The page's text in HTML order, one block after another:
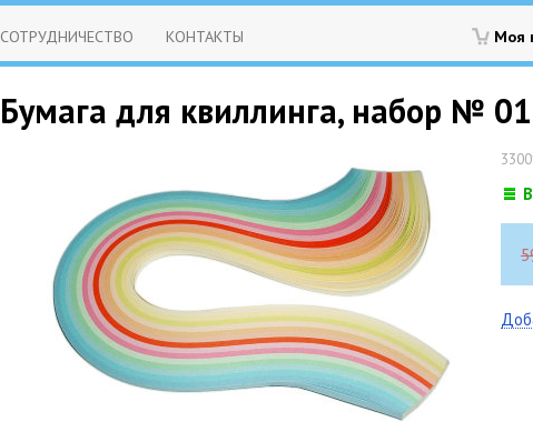
Моя
СОТРУДНИЧЕСТВО КОНТАКТЫ
Бумага для квиллинга, набор №